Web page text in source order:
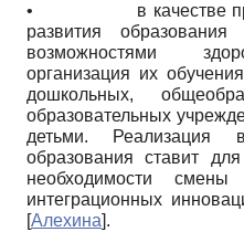
• в качестве
развития
возможностями
организация их
дошкольных,
образовательных
детьми. Реализация
образования ставит
необходимости смены
интеграционных
[Алехина].